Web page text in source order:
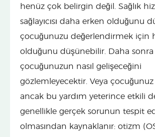
henüz çok belirgin değil. Sağlık
sağlayıcısı daha erken olduğunu
çocuğunuzu değerlendirmek için
olduğunu düşünebilir. Daha sonra
çocuğunuzun nasıl gelişeceğini
gözlemleyecektir. Veya çocuğunuz
ancak bu yardım yeterince etkili
genellikle gerçek sorunun tespit
olmasından kaynaklanır: otizm